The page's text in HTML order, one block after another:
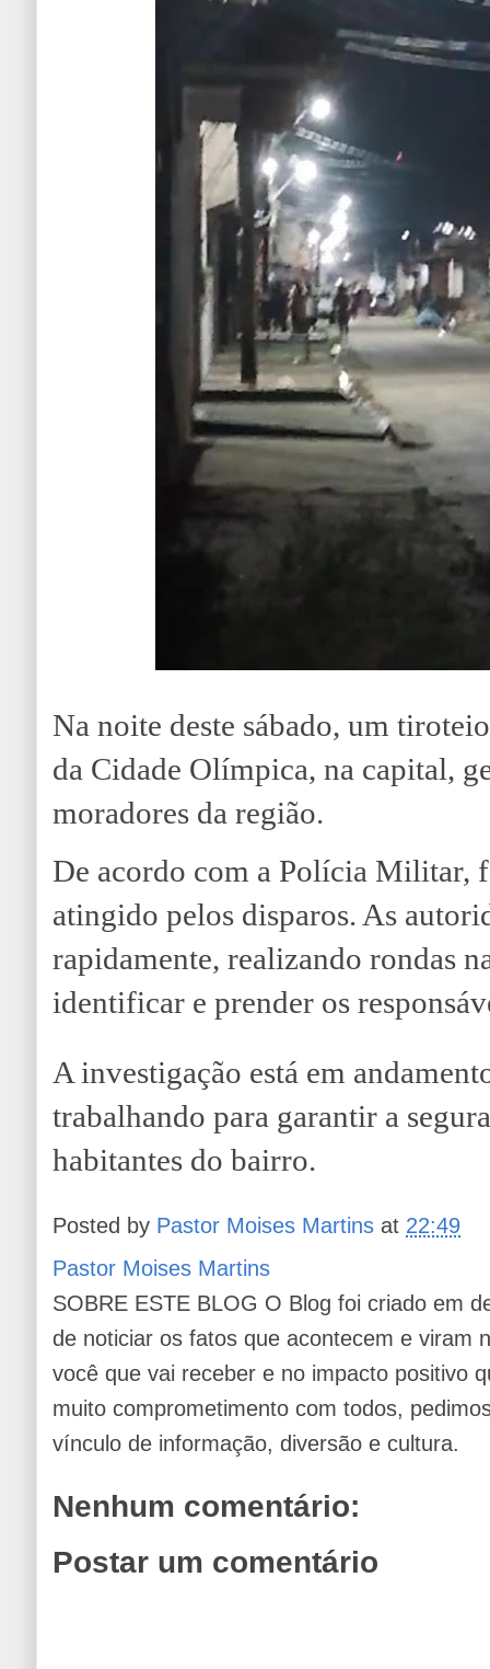
Na noite deste sábado, um
da Cidade Olímpica, na capital,
moradores da região.
De acordo com a Polícia Militar,
atingido pelos disparos. As
rapidamente, realizando rondas
identificar e prender os
A investigação está em
trabalhando para garantir a
habitantes do bairro.
Posted by Pastor Moises Martins at 22:49
Pastor Moises Martins
SOBRE ESTE BLOG O Blog foi criado em
de noticiar os fatos que acontecem e viram
você que vai receber e no impacto positivo
muito comprometimento com todos,
vínculo de informação, diversão e cultura.
Nenhum comentário:
Postar um comentário